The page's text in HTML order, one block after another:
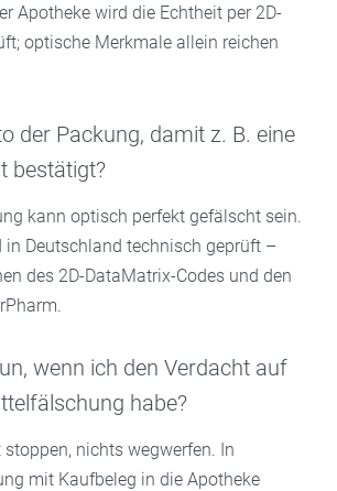
Apotheke wird die Echtheit per 2D-
optische Merkmale allein reichen
der Packung, damit z. B. eine
bestätigt?
kann optisch perfekt gefälscht sein.
in Deutschland technisch geprüft –
des 2D-DataMatrix-Codes und den
wenn ich den Verdacht auf
habe?
nichts wegwerfen. In
mit Kaufbeleg in die Apotheke